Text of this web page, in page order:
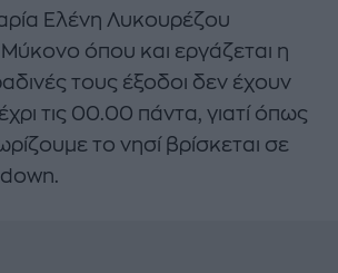
Ελένη Λυκουρέζου
Μύκονο όπου και εργάζεται η
τους έξοδοι δεν έχουν
τις 00.00 πάντα, γιατί όπως
το νησί βρίσκεται σε